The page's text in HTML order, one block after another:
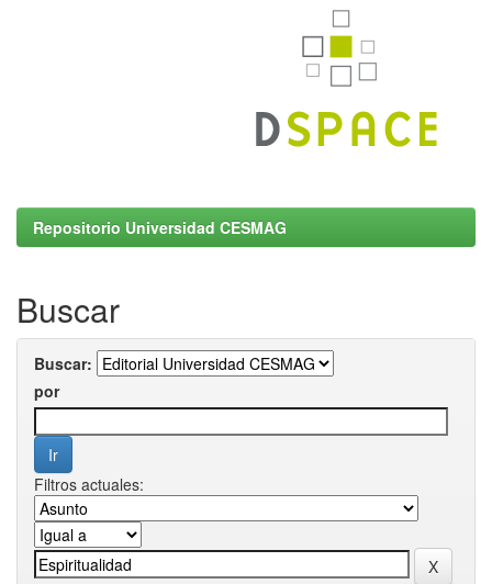
Repositorio Universidad CESMAG
Buscar
Buscar:
por
Filtros actuales: